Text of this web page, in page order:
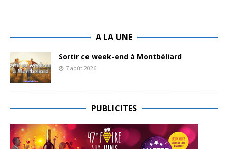
A LA UNE
Sortir ce week-end à Montbéliard
7 août 2026
PUBLICITES